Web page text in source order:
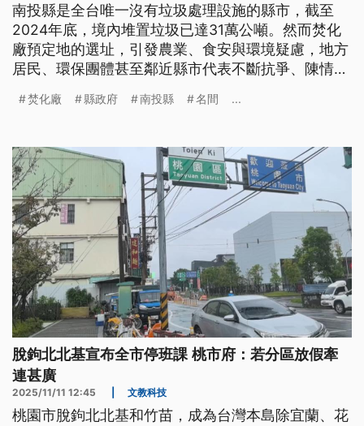
南投縣是全台唯一沒有垃圾處理設施的縣市，截至
2024年底，境內堆置垃圾已達31萬公噸。然而焚化
廠預定地的選址，引發農業、食安與環境疑慮，地方
居民、環保團體甚至鄰近縣市代表不斷抗爭、陳情，
南投是否能找到一條轉型之路？
焚化廠 縣政府 南投縣 名間 ...
脫鉤北北基宣布全市停班課 桃市府：若分區放假牽
連甚廣
2025/11/11 12:45 文教科技
桃園市脫鉤北北基和竹苗，成為台灣本島除宜蘭、花